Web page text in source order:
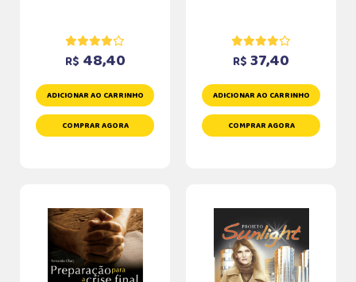
R$ 48,40
ADICIONAR AO CARRINHO
COMPRAR AGORA
R$ 37,40
ADICIONAR AO CARRINHO
COMPRAR AGORA